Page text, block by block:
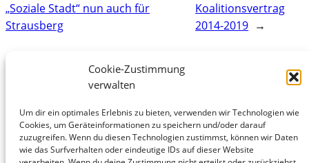
Cookie-Zustimmung
verwalten
Um dir ein optimales Erlebnis zu bieten, verwenden wir Technologien wie
Cookies, um Geräteinformationen zu speichern und/oder darauf
zuzugreifen. Wenn du diesen Technologien zustimmst, können wir Daten
wie das Surfverhalten oder eindeutige IDs auf dieser Website
„Soziale Stadt“ nun auch für
Strausberg
Koalitionsvertrag
2014-2019 →
Rechtliches:
Cookie-Richtlinie (EU)ImpressumKontakt